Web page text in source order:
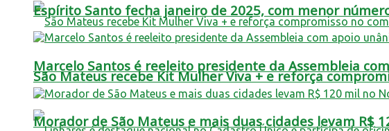
São Mateus recebe Kit Mulher Viva + e reforça
Espírito Santo fecha janeiro de 2025, com menor
Marcelo Santos é reeleito presidente da Assembleia
Morador de São Mateus e mais duas cidades levam R$